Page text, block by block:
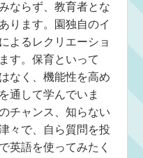
ならず、教育者とな
ります。園独自のイ
よるレクリエーショ
す。保育といって
なく、機能性を高め
通して学んでいま
チャンス、知らない
々で、自ら質問を投
英語を使ってみたく